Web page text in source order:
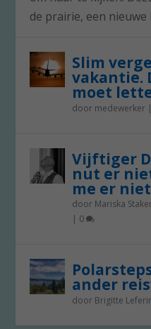
de prairie, een nieuwe
Slim
vakantie.
moet
door medewerker |
Vijftiger
nut er
me er
door Mariska
| 0
ander
door Brigitte